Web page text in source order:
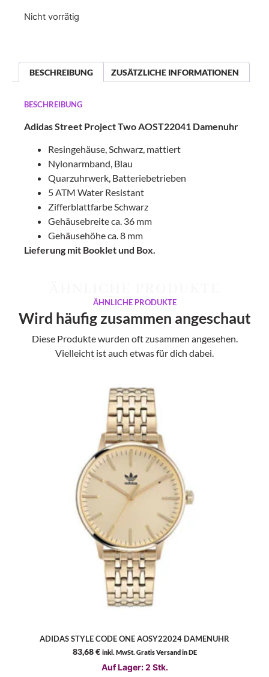
Nicht vorrätig
BESCHREIBUNG ZUSÄTZLICHE INFORMATIONEN
BESCHREIBUNG
Adidas Street Project Two AOST22041 Damenuhr
Resingehäuse, Schwarz, mattiert
Nylonarmband, Blau
Quarzuhrwerk, Batteriebetrieben
5 ATM Water Resistant
Zifferblattfarbe Schwarz
Gehäusebreite ca. 36 mm
Gehäusehöhe ca. 8 mm
Lieferung mit Booklet und Box.
ÄHNLICHE PRODUKTE
Wird häufig zusammen angeschaut
Diese Produkte wurden oft zusammen angesehen.
Vielleicht ist auch etwas für dich dabei.
ADIDAS STYLE CODE ONE AOSY22024 DAMENUHR
83,68€ inkl. MwSt. Gratis Versand in DE
Auf Lager: 2 Stk.